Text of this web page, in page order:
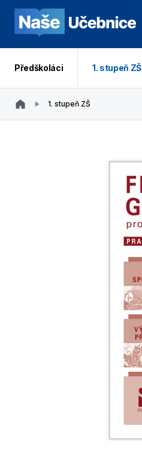
Předškoláci 1. stupeň ZŠ
1. stupeň ZŠ